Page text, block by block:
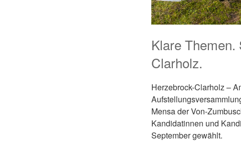
Klare
Clarholz.
Herzebrock-Clarholz –
Mensa der Von-
Kandidatinnen und
September gewählt.